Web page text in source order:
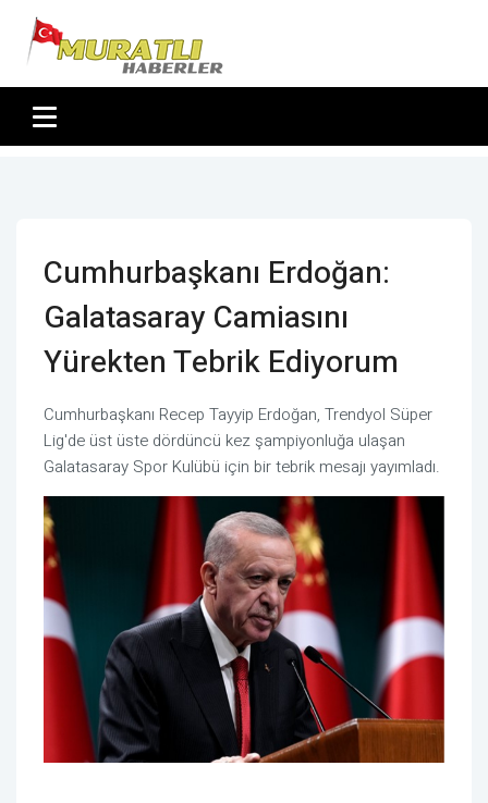
Cumhurbaşkanı Erdoğan:
Galatasaray Camiasını
Yürekten Tebrik Ediyorum
Cumhurbaşkanı Recep Tayyip Erdoğan, Trendyol Süper
Lig'de üst üste dördüncü kez şampiyonluğa ulaşan
Galatasaray Spor Kulübü için bir tebrik mesajı yayımladı.